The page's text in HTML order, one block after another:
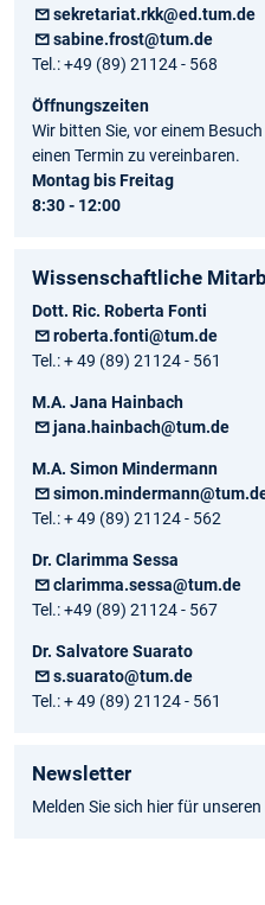
sekretariat.rkk@ed.tum.de
sabine.frost@tum.de
Tel.: +49 (89) 21124 - 568
Öffnungszeiten
Wir bitten Sie, vor einem
einen Termin zu vereinbaren.
Montag bis Freitag
8:30 - 12:00
Wissenschaftliche
Dott. Ric. Roberta Fonti
roberta.fonti@tum.de
Tel.: + 49 (89) 21124 - 561
M.A. Jana Hainbach
jana.hainbach@tum.de
M.A. Simon Mindermann
Tel.: + 49 (89) 21124 - 562
Dr. Clarimma Sessa
clarimma.sessa@tum.de
Tel.: +49 (89) 21124 - 567
Dr. Salvatore Suarato
s.suarato@tum.de
Tel.: + 49 (89) 21124 - 561
Newsletter
Melden Sie sich hier für unseren